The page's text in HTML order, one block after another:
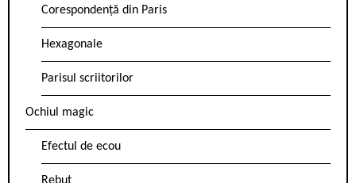
Corespondență din Paris
Hexagonale
Parisul scriitorilor
Ochiul magic
Efectul de ecou